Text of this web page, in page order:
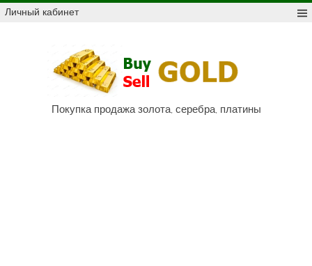
Skip
toЛичный кабинет
Покупка продажа золота, серебра, платины